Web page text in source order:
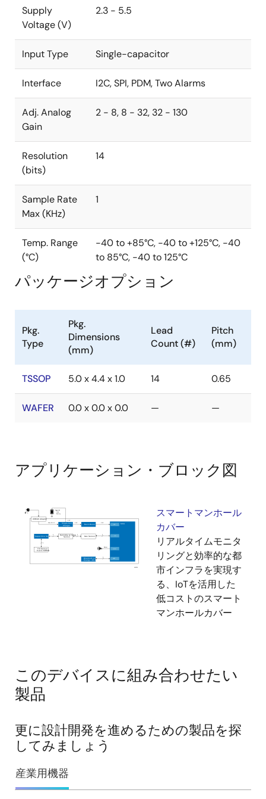
Supply
Voltage (V)
2.3 - 5.5
Input Type Single-capacitor
Interface I2C, SPI, PDM, Two Alarms
Adj. Analog
Gain
2 - 8, 8 - 32, 32 - 130
Resolution
(bits)
14
Sample Rate
Max (KHz)
1
Temp. Range
(°C)
-40 to +85°C, -40 to +125°C, -40
to 85°C, -40 to 125°C
パッケージオプション
Pkg.
Type
Pkg.
Dimensions
(mm)
Lead
Count (#)
Pitch
(mm)
TSSOP 5.0 x 4.4 x 1.0 14 0.65
WAFER 0.0 x 0.0 x 0.0 — —
アプリケーション・ブロック図
スマートマンホール
カバー
リアルタイムモニタ
リングと効率的な都
市インフラを実現す
る、IoTを活用した
低コストのスマート
マンホールカバー
このデバイスに組み合わせたい
製品
更に設計開発を進めるための製品を探
してみましょう
産業用機器